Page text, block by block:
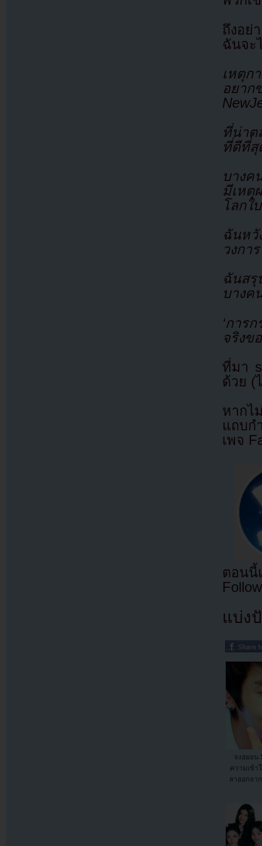
ถึงอย่
ฉันจะ
เหตุ
อยา
ที่น่าต
ที่ดีที่สุ
บางค
มีเหตุ
โลกใ
ฉันหวั
วงกา
ฉันสรุ
บางค
‘การ
จริงข
ที่มา
ด้วย (
หากไ
แถบก
เพจ
ตอนนี้
แบ่ง
จงฮยอน
ความเข้า
ลาออกจา